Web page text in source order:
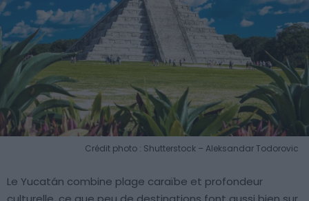
Crédit photo : Shutterstock – Aleksandar Todorovic
Le Yucatán combine plage caraïbe et profondeur